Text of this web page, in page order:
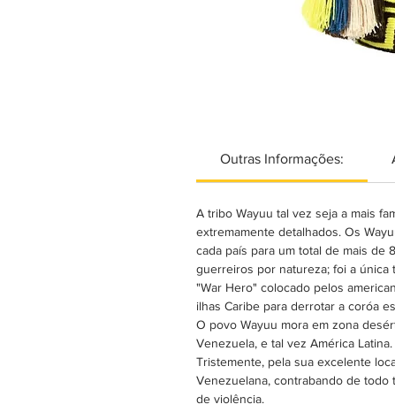
Outras Informações:
A tribo Wayuu tal vez seja a mais
extremamente detalhados. Os
cada país para um total de mais de
guerreiros por natureza; foi a única
"War Hero" colocado pelos
ilhas Caribe para derrotar a coróa
O povo Wayuu mora em zona
Venezuela, e tal vez América Latina.
Tristemente, pela sua excelente
Venezuelana, contrabando de todo
de violência.